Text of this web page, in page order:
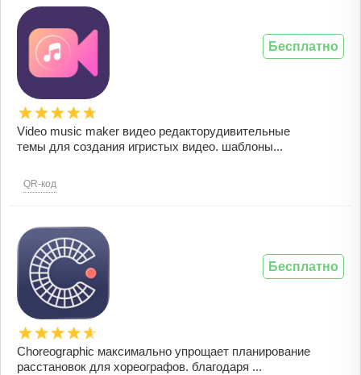
Video music maker видео редакторудивительные
темы для создания игристых видео. шаблоны...
QR-код
Бесплатно
Choreographic максимально упрощает планирование
расстановок для хореографов. благодаря ...
Бесплатно